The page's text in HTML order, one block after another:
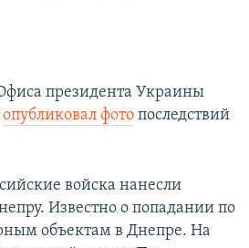
президента Украины
опубликовал фото последствий
войска нанесли
Известно о попадании по
объектам в Днепре. На